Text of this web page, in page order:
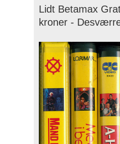
Lidt Betamax
kroner -